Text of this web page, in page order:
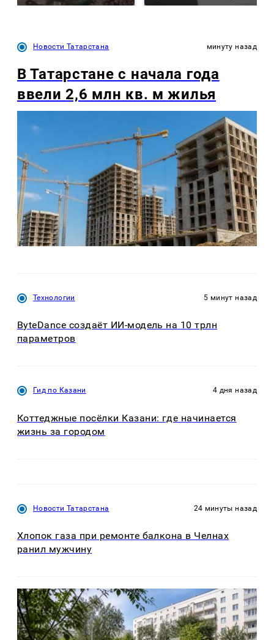
Новости Татарстана минуту назад
В Татарстане с начала года
ввели 2,6 млн кв. м жилья
Технологии 5 минут назад
ByteDance создаёт ИИ-модель на 10 трлн
параметров
Гид по Казани 4 дня назад
Коттеджные посёлки Казани: где начинается
жизнь за городом
Новости Татарстана 24 минуты назад
Хлопок газа при ремонте балкона в Челнах
ранил мужчину